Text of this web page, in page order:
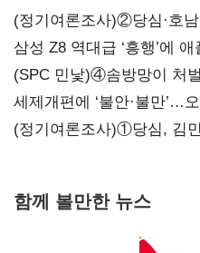
(정기여론조사)②당심·호
삼성 Z8 역대급 ‘흥행’에
대전’
(SPC 민낯)④솜방망이 처
세제개편에 ‘불안·불만’…
힘들어질 것"
(정기여론조사)①당심, 김
함께 볼만한 뉴스